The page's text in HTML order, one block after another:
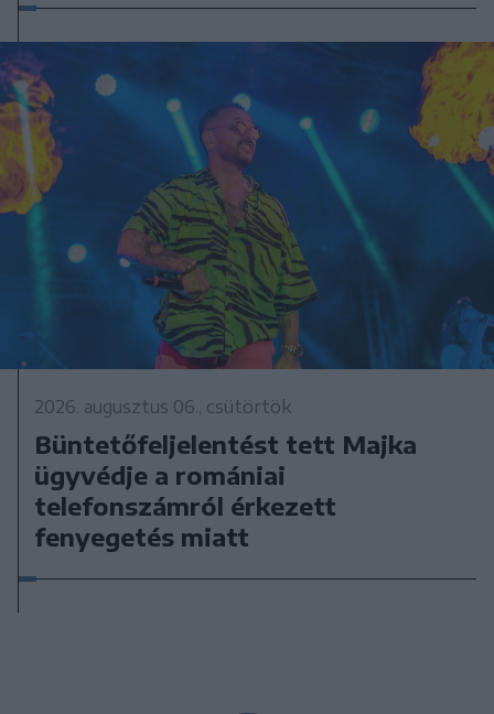
2026. augusztus 06., csütörtök
Büntetőfeljelentést tett Majka
ügyvédje a romániai
telefonszámról érkezett
fenyegetés miatt